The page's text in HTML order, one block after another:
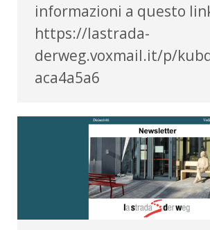
informazioni a questo
https://lastrada-
derweg.voxmail.it/p/
aca4a5a6